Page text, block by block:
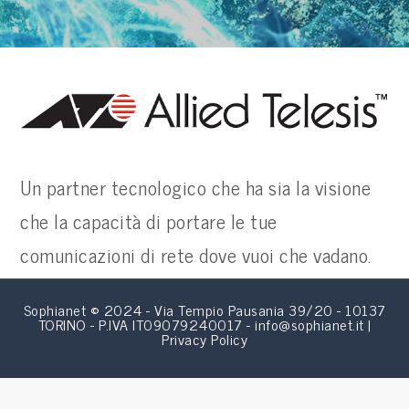
Un partner tecnologico che ha sia la visione
che la capacità di portare le tue
comunicazioni di rete dove vuoi che vadano.
Sophianet © 2024 - Via Tempio Pausania 39/20 - 10137
TORINO - P.IVA IT09079240017 - info@sophianet.it |
Privacy Policy